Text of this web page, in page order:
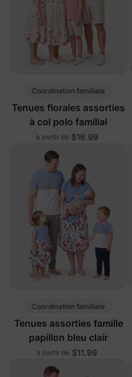
Coordination familiale
Tenues florales assorties
à col polo familial
à partir de $16.99
Coordination familiale
Tenues assorties famille
papillon bleu clair
à partir de $11.99